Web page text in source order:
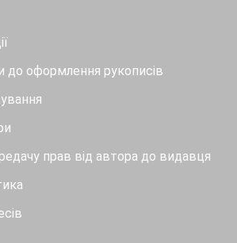
до оформлення рукописів
прав від автора до видавця